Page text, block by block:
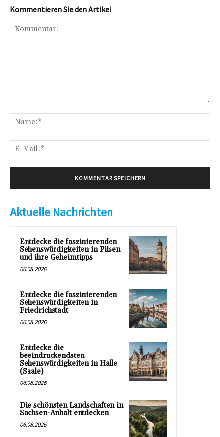
Kommentieren Sie den Artikel
Aktuelle Nachrichten
Entdecke die faszinierenden
Sehenswürdigkeiten in Pilsen
und ihre Geheimtipps
06.08.2026
Entdecke die faszinierenden
Sehenswürdigkeiten in
Friedrichstadt
06.08.2026
Entdecke die
beeindruckendsten
Sehenswürdigkeiten in Halle
(Saale)
06.08.2026
Die schönsten Landschaften in
Sachsen-Anhalt entdecken
06.08.2026